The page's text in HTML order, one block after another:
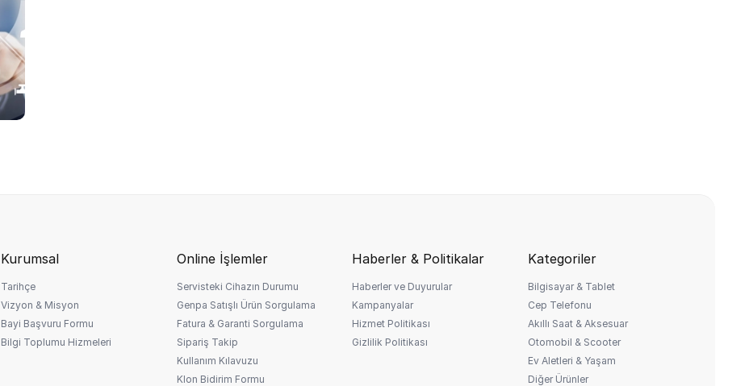
Kurumsal
Tarihçe
Vizyon & Misyon
Bayi Başvuru Formu
Bilgi Toplumu Hizmeleri
Online İşlemler
Servisteki Cihazın Durumu
Genpa Satışlı Ürün Sorgulama
Fatura & Garanti Sorgulama
Sipariş Takip
Kullanım Kılavuzu
Klon Bidirim Formu
Haberler & Politikalar
Haberler ve Duyurular
Kampanyalar
Hizmet Politikası
Gizlilik Politikası
Kategoriler
Bilgisayar & Tablet
Cep Telefonu
Akıllı Saat & Aksesuar
Otomobil & Scooter
Ev Aletleri & Yaşam
Diğer Ürünler